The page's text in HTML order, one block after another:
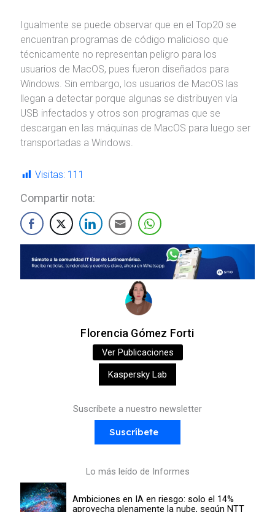
Igualmente se puede observar que en el Top20 se
encuentran programas de código malicioso que
técnicamente no representan peligro para los
usuarios de MacOS, pues fueron diseñados para
Windows. Sin embargo, los usuarios de MacOS las
llegan a detectar porque algunas se distribuyen vía
USB infectados y otros son programas que se
descargan en las máquinas de MacOS para luego ser
transportadas a Windows.
Visitas: 111
Compartir nota:
Florencia Gómez Forti
Ver Publicaciones
Kaspersky Lab
Suscríbete a nuestro newsletter
Suscríbete
Lo más leído de Informes
Ambiciones en IA en riesgo: solo el 14%
aprovecha plenamente la nube, según NTT